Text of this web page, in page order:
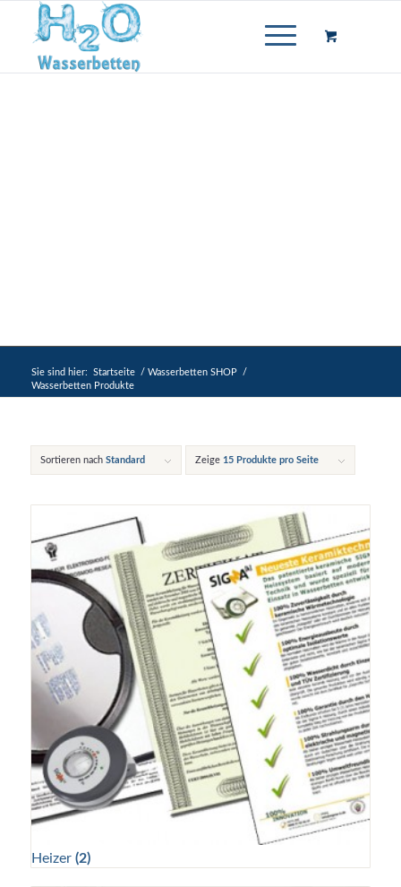
Sie sind hier: Startseite / Wasserbetten SHOP
/
Wasserbetten Produkte
Sortieren nach Standard Zeige 15 Produkte pro Seite
Heizer (2)